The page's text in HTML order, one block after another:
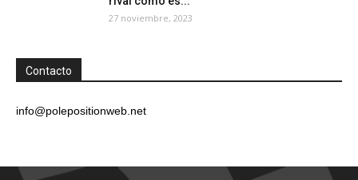
27 noviembre, 2023
Contacto
info@polepositionweb.net